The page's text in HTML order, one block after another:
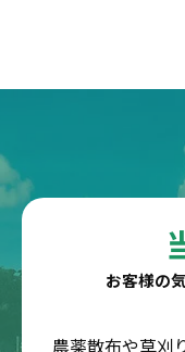
お客様の
農薬散布や草刈